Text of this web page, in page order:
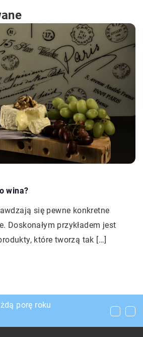
wina?
się pewne konkretne
Doskonałym przykładem jest
które tworzą tak […]
meble do
porę roku
komarami?